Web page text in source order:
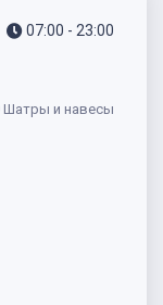
07:00 - 23:00
Шатры и навесы